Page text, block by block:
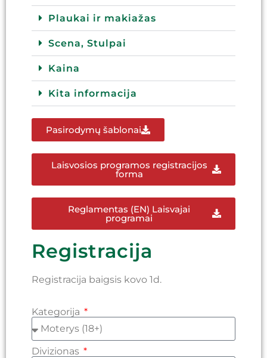
Plaukai ir makiažas
Scena, Stulpai
Kaina
Kita informacija
Pasirodymų šablonai
Laisvosios programos registracijos
forma
Reglamentas (EN) Laisvajai
programai
Registracija
Registracija baigsis kovo 1d.
Kategorija
Divizionas